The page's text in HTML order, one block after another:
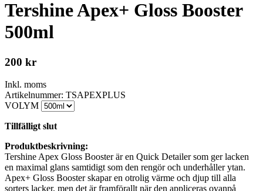
Tershine Apex+ Gloss Booster
500ml
200 kr
Inkl. moms
Artikelnummer: TSAPEXPLUS
VOLYM
Tillfälligt slut
Produktbeskrivning:
Tershine Apex Gloss Booster är en Quick Detailer som ger lacken
en maximal glans samtidigt som den rengör och underhåller ytan.
Apex+ Gloss Booster skapar en otrolig värme och djup till alla
sorters lacker, men det är framförallt när den appliceras ovanpå